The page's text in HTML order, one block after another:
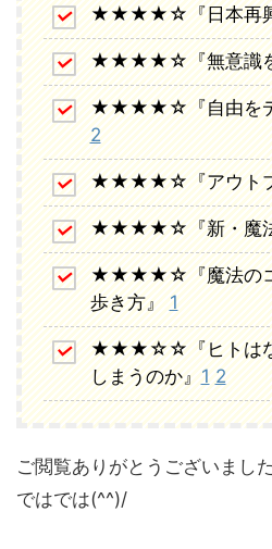
★★★★☆『日本再
★★★★☆『無意識
★★★★☆『自由をデ
2
★★★★☆『アウトプ
★★★★☆『新・魔法
★★★★☆『魔法のコ
歩き方』1
★★★☆☆『ヒトはな
しまうのか』1 2
ご閲覧ありがとうございました
ではでは(^^)/